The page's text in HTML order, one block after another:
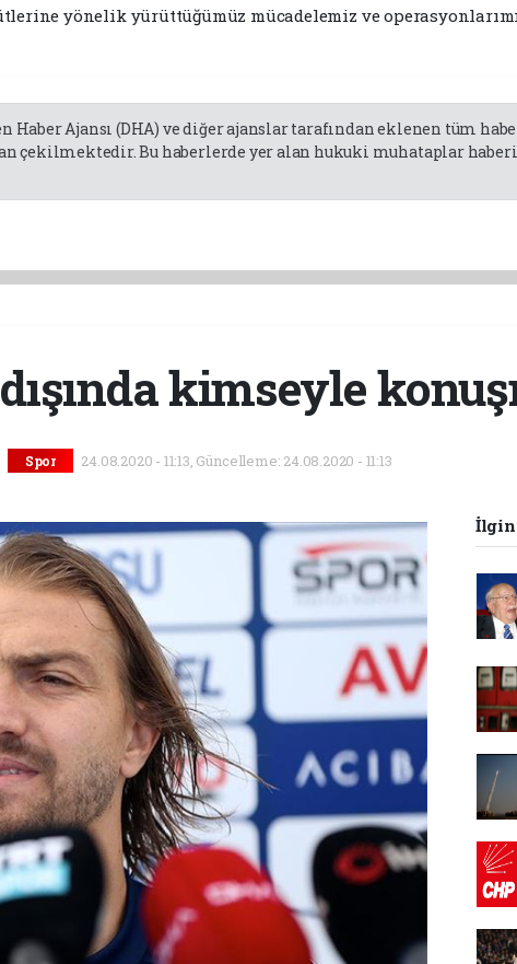
yönelik yürüttüğümüz mücadelemiz ve
Haber Ajansı (DHA) ve diğer ajanslar tarafından eklenen tüm
Bu haberlerde yer alan hukuki muhataplar haberi
kimseyle
Spor 24.08.2020 - 11:13, Güncelleme: 24.08.2020 - 11:13